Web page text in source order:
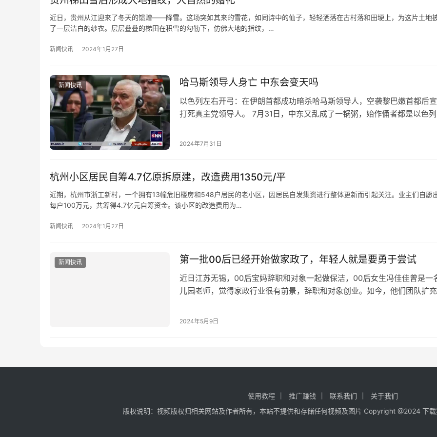
近日，贵州从江迎来了冬天的馈赠——降雪。这场突如其来的雪花，如同诗中的仙子，轻轻洒落在古村落和田埂上，为这片土地
了一层洁白的纱衣。层层叠叠的梯田在积雪的勾勒下，仿佛大地的指纹，…
新闻快讯 2024年1月27日
新闻快讯 哈马斯领导人身亡 中东会变天吗
以色列左右开弓：在伊朗首都成功暗杀哈马斯领导人，空袭黎巴嫩首都后
打死真主党领导人。 7月31日，中东又乱成了一锅粥，始作俑者都是以色列
2024年7月31日
杭州小区居民自筹4.7亿原拆原建，改造费用1350元/平
近期，杭州市浙工新村，一个拥有13幢危旧楼房和548户居民的老小区，因居民自发集资进行整体更新而引起关注。业主们自愿
每户100万元，共筹得4.7亿元自筹资金。该小区的改造费用为…
新闻快讯 2024年1月27日
新闻快讯 第一批00后已经开始做家政了，年轻人就是要勇于尝试
近日江苏无锡，00后宝妈辞职和对象一起做保洁，00后女生冯佳佳曾是一
儿园老师，觉得家政行业很有前景，辞职和对象创业。如今，他们团队扩充
2024年5月9日
使用教程 推广赚钱 联系我们
关于我们
版权说明：视频版权归相关网站及作者所有，本站不提供和存储任何视频及图片 Copyright @2024 下